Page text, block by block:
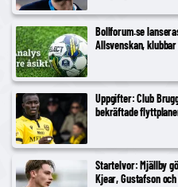
Bollforum.se
Allsvenskan,
Uppgifter: Club
bekräftade
Startelvor: Mjällby
Kjear, Gustafson